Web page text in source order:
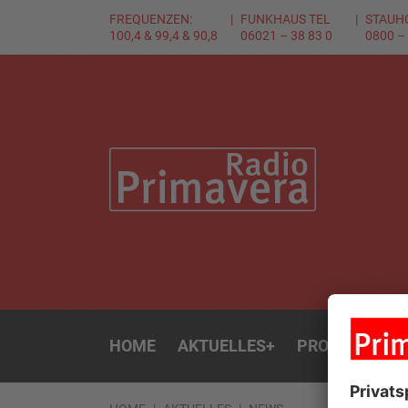
FREQUENZEN:
100,4 & 99,4 & 90,8
FUNKHAUS TEL
06021 – 38 83 0
0800 –
HOME AKTUELLES+ PROGRAMM+